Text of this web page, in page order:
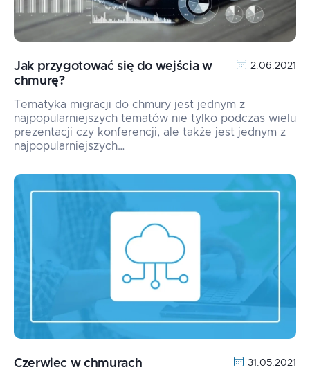
Jak przygotować się do wejścia w
chmurę?
2.06.2021
Tematyka migracji do chmury jest jednym z
najpopularniejszych tematów nie tylko podczas wielu
prezentacji czy konferencji, ale także jest jednym z
najpopularniejszych…
Czerwiec w chmurach 31.05.2021